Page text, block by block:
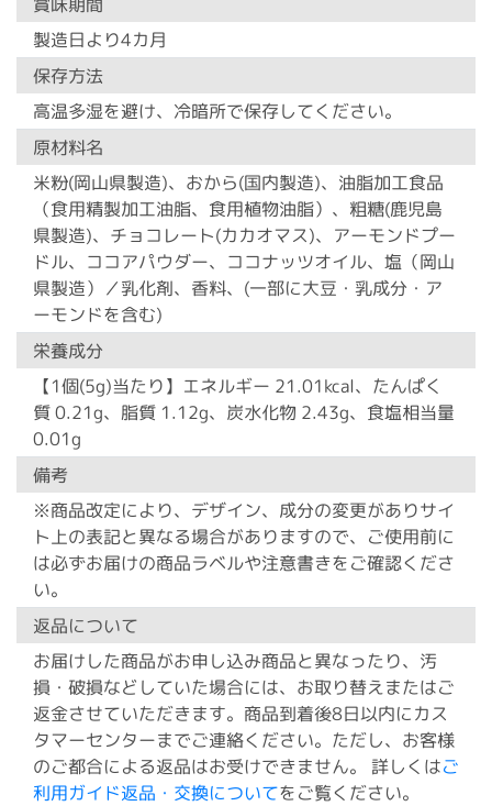
製造日より4カ月
保存方法
高温多湿を避け、冷暗所で保存してください。
原材料名
米粉(岡山県製造)、おから(国内製造)、油脂加工食品
（食用精製加工油脂、食用植物油脂）、粗糖(鹿児島
県製造)、チョコレート(カカオマス)、アーモンドプー
ドル、ココアパウダー、ココナッツオイル、塩（岡山
県製造）／乳化剤、香料、(一部に大豆・乳成分・ア
ーモンドを含む)
栄養成分
【1個(5g)当たり】エネルギー 21.01kcal、たんぱく
質 0.21g、脂質 1.12g、炭水化物 2.43g、食塩相当量
0.01g
備考
※商品改定により、デザイン、成分の変更がありサイ
ト上の表記と異なる場合がありますので、ご使用前に
は必ずお届けの商品ラベルや注意書きをご確認くださ
い。
返品について
お届けした商品がお申し込み商品と異なったり、汚
損・破損などしていた場合には、お取り替えまたはご
返金させていただきます。商品到着後8日以内にカス
タマーセンターまでご連絡ください。ただし、お客様
のご都合による返品はお受けできません。 詳しくはご
利用ガイド返品・交換についてをご覧ください。